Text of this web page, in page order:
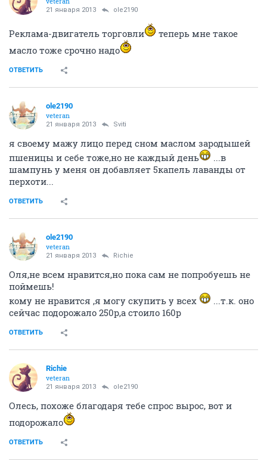
21 января 2013 ole2190
Реклама-двигатель торговли
теперь мне такое
масло тоже срочно надо
ОТВЕТИТЬ
ole2190
veteran
21 января 2013 Sviti
я своему мажу лицо перед сном маслом зародышей
пшеницы и себе тоже,но не каждый день
...в
шампунь у меня он добавляет 5капель лаванды от
перхоти...
ОТВЕТИТЬ
ole2190
veteran
21 января 2013 Richie
Оля,не всем нравится,но пока сам не попробуешь не
поймешь!
кому не нравится ,я могу скупить у всех
...т.к. оно
сейчас подорожало 250р,а стоило 160р
ОТВЕТИТЬ
Richie
veteran
21 января 2013 ole2190
Олесь, похоже благодаря тебе спрос вырос, вот и
подорожало
ОТВЕТИТЬ